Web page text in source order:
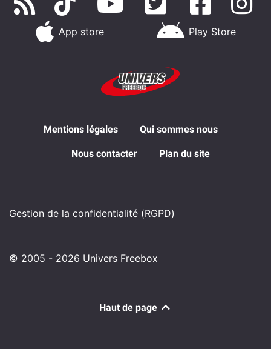
App store Play Store
Mentions légales Qui sommes nous
Nous contacter Plan du site
Gestion de la confidentialité (RGPD)
© 2005 - 2026 Univers Freebox
Haut de page